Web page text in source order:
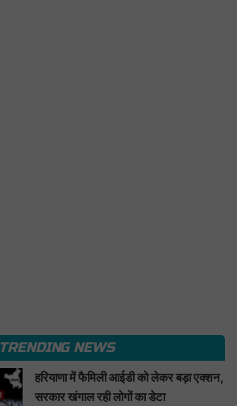
TRENDING NEWS
हरियाणा में फैमिली आईडी को लेकर बड़ा एक्शन,
सरकार खंगाल रही लोगों का डेटा